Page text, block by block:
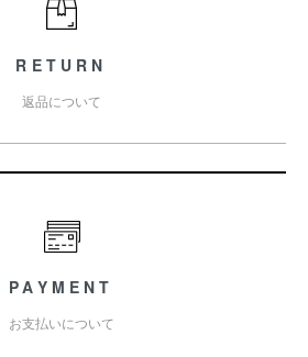
RETURN
返品について
PAYMENT
お支払いについて